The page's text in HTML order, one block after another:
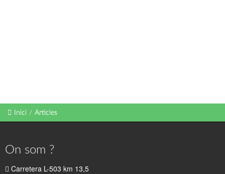
Inici / Articles
On som ?
Carretera L-503 km 13,5